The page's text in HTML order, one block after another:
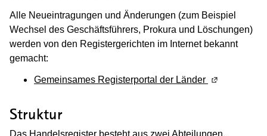
Alle Neueintragungen und Änderungen (zum Beispiel
Wechsel des Geschäftsführers, Prokura und Löschungen)
werden von den Registergerichten im Internet bekannt
gemacht:
Gemeinsames Registerportal der Länder (Wird in
Struktur
Das Handelsregister besteht aus zwei Abteilungen.